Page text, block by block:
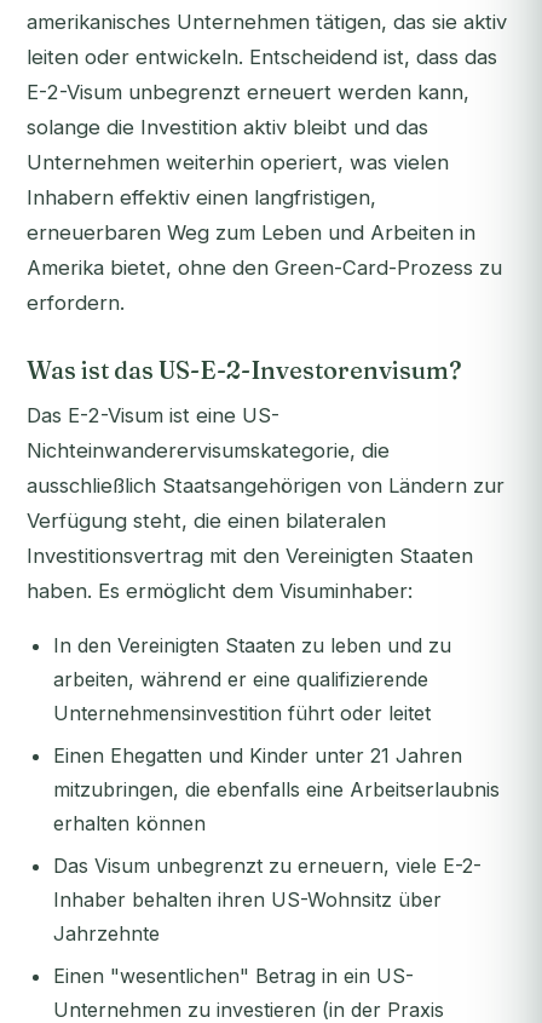
amerikanisches Unternehmen tätigen, das sie aktiv
leiten oder entwickeln. Entscheidend ist, dass das
E-2-Visum unbegrenzt erneuert werden kann,
solange die Investition aktiv bleibt und das
Unternehmen weiterhin operiert, was vielen
Inhabern effektiv einen langfristigen,
erneuerbaren Weg zum Leben und Arbeiten in
Amerika bietet, ohne den Green-Card-Prozess zu
erfordern.
Was ist das US-E-2-Investorenvisum?
Das E-2-Visum ist eine US-
Nichteinwanderervisumskategorie, die
ausschließlich Staatsangehörigen von Ländern zur
Verfügung steht, die einen bilateralen
Investitionsvertrag mit den Vereinigten Staaten
haben. Es ermöglicht dem Visuminhaber:
In den Vereinigten Staaten zu leben und zu
arbeiten, während er eine qualifizierende
Unternehmensinvestition führt oder leitet
Einen Ehegatten und Kinder unter 21 Jahren
mitzubringen, die ebenfalls eine Arbeitserlaubnis
erhalten können
Das Visum unbegrenzt zu erneuern, viele E-2-
Inhaber behalten ihren US-Wohnsitz über
Jahrzehnte
Einen "wesentlichen" Betrag in ein US-
Unternehmen zu investieren (in der Praxis